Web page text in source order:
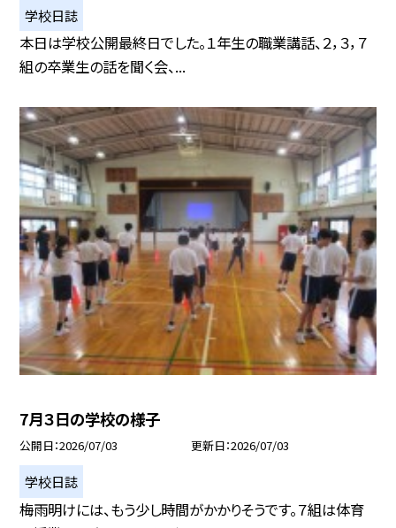
学校日誌
本日は学校公開最終日でした。１年生の職業講話、２，３，７
組の卒業生の話を聞く会、...
7月３日の学校の様子
公開日 2026/07/03 更新日 2026/07/03
学校日誌
梅雨明けには、もう少し時間がかかりそうです。７組は体育